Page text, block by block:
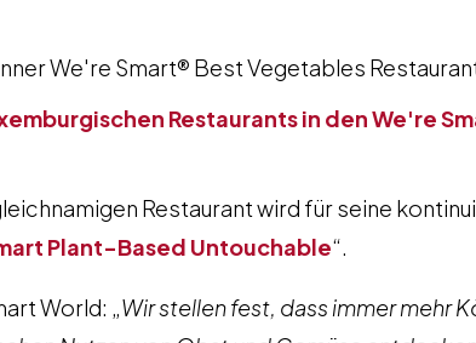
We're Smart® Best Vegetables
Restaurants in den We're
Restaurant wird für seine
Plant-Based Untouchable“.
World: „Wir stellen fest, dass immer mehr